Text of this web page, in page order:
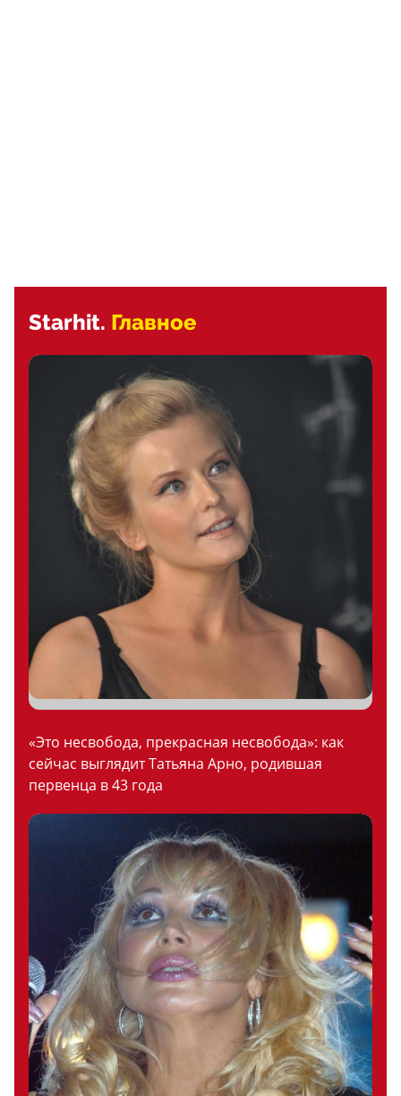
Starhit. Главное
«Это несвобода, прекрасная несвобода»: как
сейчас выглядит Татьяна Арно, родившая
первенца в 43 года